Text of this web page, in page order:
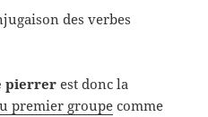
des verbes
pierrer est donc la
premier groupe comme